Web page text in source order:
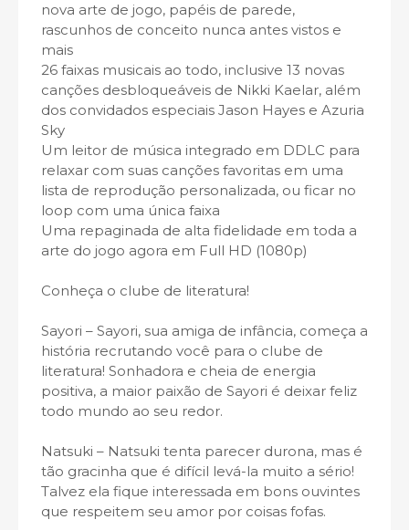
nova arte de jogo, papéis de parede,
rascunhos de conceito nunca antes vistos e
mais
26 faixas musicais ao todo, inclusive 13 novas
canções desbloqueáveis de Nikki Kaelar, além
dos convidados especiais Jason Hayes e Azuria
Sky
Um leitor de música integrado em DDLC para
relaxar com suas canções favoritas em uma
lista de reprodução personalizada, ou ficar no
loop com uma única faixa
Uma repaginada de alta fidelidade em toda a
arte do jogo agora em Full HD (1080p)
Conheça o clube de literatura!
Sayori – Sayori, sua amiga de infância, começa a
história recrutando você para o clube de
literatura! Sonhadora e cheia de energia
positiva, a maior paixão de Sayori é deixar feliz
todo mundo ao seu redor.
Natsuki – Natsuki tenta parecer durona, mas é
tão gracinha que é difícil levá-la muito a sério!
Talvez ela fique interessada em bons ouvintes
que respeitem seu amor por coisas fofas.